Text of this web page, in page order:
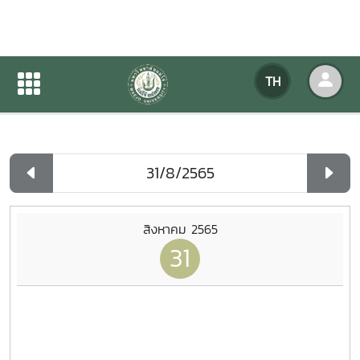
TH
ปฏิทินกิจกรรมของหน่วยงาน
ปฏิทินกิจกรรมของหน่วยงาน
สิงหาคม 2565
31